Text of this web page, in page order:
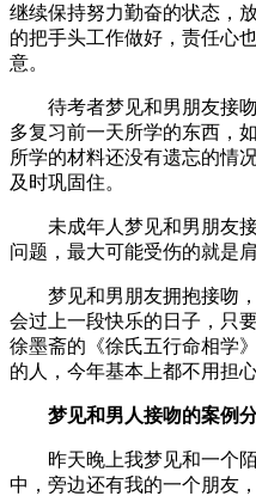
继续保持努力勤奋的状态，
的把手头工作做好，责任心
意。
待考者梦见和男朋友接吻
多复习前一天所学的东西，
所学的材料还没有遗忘的情
及时巩固住。
未成年人梦见和男朋友接
问题，最大可能受伤的就是
梦见和男朋友拥抱接吻，
会过上一段快乐的日子，只
徐墨斋的《徐氏五行命相学
的人，今年基本上都不用担
梦见和男人接吻的案例
昨天晚上我梦见和一个陌
中，旁边还有我的一个朋友